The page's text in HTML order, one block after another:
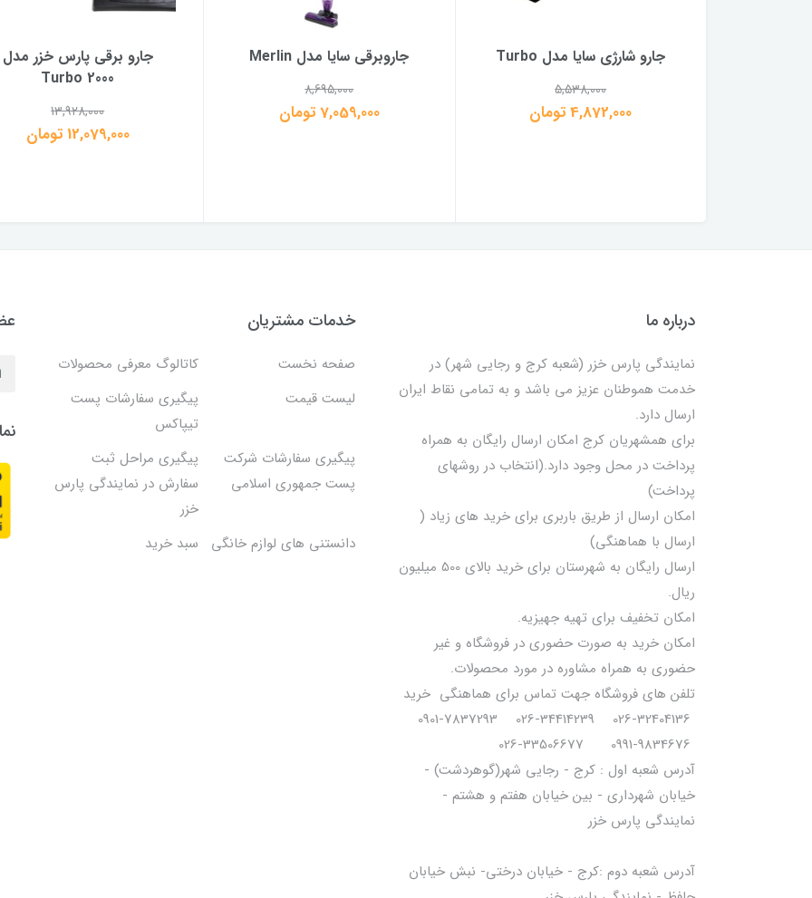
جارو شارژی سایا مدل Turbo
5,538,000
4,872,000 تومان
جاروبرقی سایا مدل Merlin
8,695,000
7,059,000 تومان
جارو برقی پارس خزر مدل
Turbo 2000
13,928,000
12,079,000 تومان
درباره ما
نمایندگی پارس خزر (شعبه کرج و رجایی شهر) در
خدمت هموطنان عزیز می باشد و به تمامی نقاط ایران
ارسال دارد.
برای همشهریان کرج امکان ارسال رایگان به همراه
پرداخت در محل وجود دارد.(انتخاب در روشهای
پرداخت)
امکان ارسال از طریق باربری برای خرید های زیاد (
ارسال با هماهنگی)
ارسال رایگان به شهرستان برای خرید بالای 500 میلیون
ریال.
امکان تخفیف برای تهیه جهیزیه.
امکان خرید به صورت حضوری در فروشگاه و غیر
حضوری به همراه مشاوره در مورد محصولات.
تلفن های فروشگاه جهت تماس برای هماهنگی خرید
32404136-026 34414239-026 7837293-0901
آدرس شعبه اول : کرج - رجایی شهر(گوهردشت) -
خیابان شهرداری - بین خیابان هفتم و هشتم -
نمایندگی پارس خزر
آدرس شعبه دوم :کرج - خیابان درختی- نبش خیابان
خدمات مشتریان
صفحه نخست
کاتالوگ معرفی محصولات
لیست قیمت
پیگیری سفارشات پست
تیپاکس
پیگیری سفارشات شرکت
پست جمهوری اسلامی
پیگیری مراحل ثبت
سفارش در نمایندگی پارس
خزر
دانستنی های لوازم خانگی
سبد خرید